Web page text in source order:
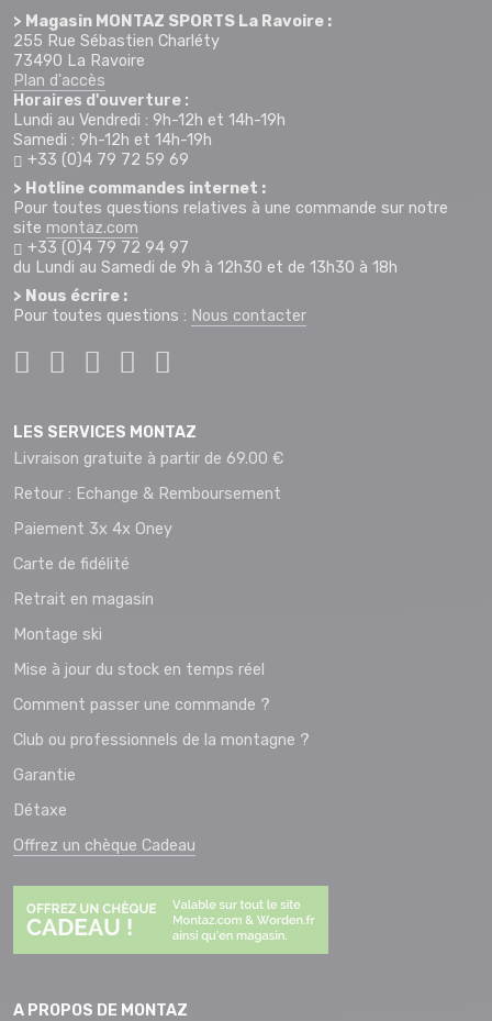
> Magasin MONTAZ SPORTS La Ravoire :
255 Rue Sébastien Charléty
73490 La Ravoire
Plan d'accès
Horaires d'ouverture :
Lundi au Vendredi : 9h-12h et 14h-19h
Samedi : 9h-12h et 14h-19h
+33 (0)4 79 72 59 69
> Hotline commandes internet :
Pour toutes questions relatives à une commande sur notre
site montaz.com
+33 (0)4 79 72 94 97
du Lundi au Samedi de 9h à 12h30 et de 13h30 à 18h
> Nous écrire :
Pour toutes questions : Nous contacter
LES SERVICES MONTAZ
Livraison gratuite à partir de 69.00 €
Retour : Echange & Remboursement
Paiement 3x 4x Oney
Carte de fidélité
Retrait en magasin
Montage ski
Mise à jour du stock en temps réel
Comment passer une commande ?
Club ou professionnels de la montagne ?
Garantie
Détaxe
Offrez un chèque Cadeau
A PROPOS DE MONTAZ